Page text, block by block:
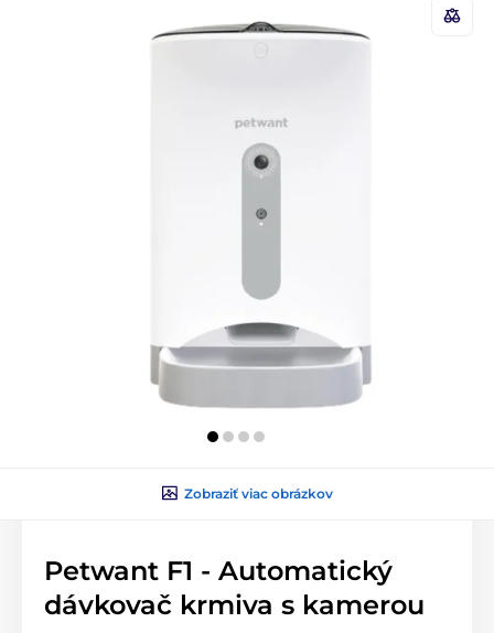
Zobraziť viac obrázkov
Petwant F1 - Automatický
dávkovač krmiva s kamerou